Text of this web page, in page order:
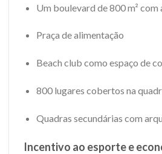
Um boulevard de 800 m²
Praça de alimentação
Beach club como espaço de
800 lugares cobertos na
Quadras secundárias com
Incentivo ao esporte e